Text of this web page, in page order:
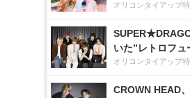
オリコンタイアップ
いた”レトロフュ
オリコンタイアップ
CROWN HEAD